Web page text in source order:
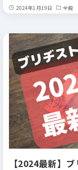
2024年1月19日 全般
【2024最新】